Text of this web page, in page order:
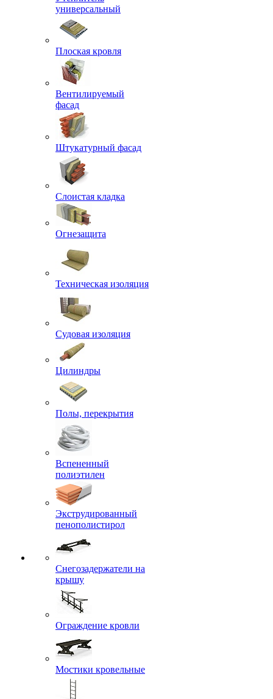
универсальный
Плоская кровля
Вентилируемый
фасад
Штукатурный фасад
Слоистая кладка
Огнезащита
Техническая изоляция
Судовая изоляция
Цилиндры
Полы, перекрытия
Вспененный
полиэтилен
Экструдированный
пенополистирол
Снегозадержатели на
крышу
Ограждение кровли
Мостики кровельные